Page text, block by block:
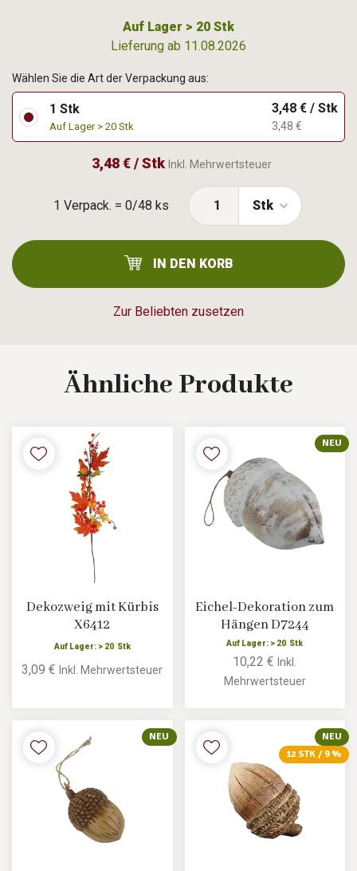
Auf Lager > 20 Stk
Lieferung ab 11.08.2026
1 Verpack. = 0/48 ks
Zur Beliebten zusetzen
Wählen Sie die Art der Verpackung aus:
1 Stk
Auf Lager > 20 Stk
3,48 € / Stk
3,48 €
3,48 € / Stk Inkl. Mehrwertsteuer
Stk
IN DEN KORB
Ähnliche Produkte
Dekozweig mit Kürbis
X6412
Auf Lager: > 20 Stk
3,09 €Inkl. Mehrwertsteuer
NEU
Eichel-Dekoration zum
Hängen D7244
Auf Lager: > 20 Stk
10,22 €Inkl.
Mehrwertsteuer
NEU
NEU
12 STK / 9 %